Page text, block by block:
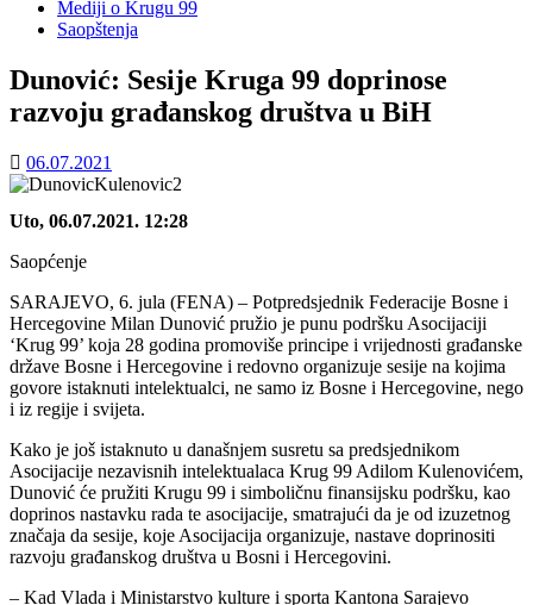
Mediji o Krugu 99
Saopštenja
Dunović: Sesije Kruga 99 doprinose
razvoju građanskog društva u BiH
06.07.2021
Uto, 06.07.2021. 12:28
Saopćenje
SARAJEVO, 6. jula (FENA) – Potpredsjednik Federacije Bosne i
Hercegovine Milan Dunović pružio je punu podršku Asocijaciji
‘Krug 99’ koja 28 godina promoviše principe i vrijednosti građanske
države Bosne i Hercegovine i redovno organizuje sesije na kojima
govore istaknuti intelektualci, ne samo iz Bosne i Hercegovine, nego
i iz regije i svijeta.
Kako je još istaknuto u današnjem susretu sa predsjednikom
Asocijacije nezavisnih intelektualaca Krug 99 Adilom Kulenovićem,
Dunović će pružiti Krugu 99 i simboličnu finansijsku podršku, kao
doprinos nastavku rada te asocijacije, smatrajući da je od izuzetnog
značaja da sesije, koje Asocijacija organizuje, nastave doprinositi
razvoju građanskog društva u Bosni i Hercegovini.
– Kad Vlada i Ministarstvo kulture i sporta Kantona Sarajevo